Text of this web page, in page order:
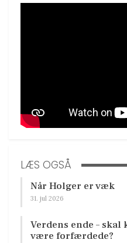
LÆS OGSÅ
Når Holger er væk
31. jul 2026
Verdens ende –
være forfærdede?